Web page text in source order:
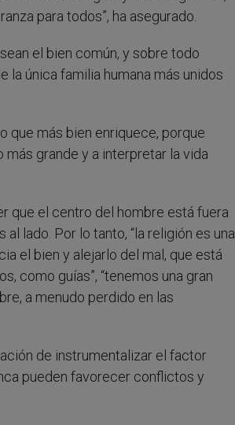
para todos”, ha asegurado.
el bien común, y sobre todo
la única familia humana más unidos
que más bien enriquece, porque
más grande y a interpretar la vida
que el centro del hombre está fuera
al lado. Por lo tanto, “la religión es una
el bien y alejarlo del mal, que está
como guías”, “tenemos una gran
a menudo perdido en las
de instrumentalizar el factor
pueden favorecer conflictos y